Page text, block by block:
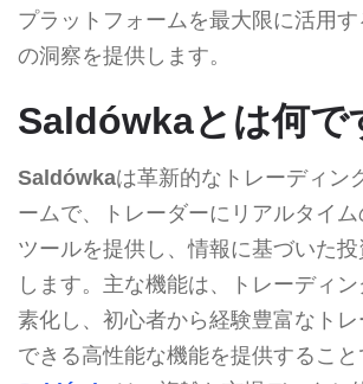
プラットフォームを最大限に活用
の洞察を提供します。
Saldówkaとは何で
Saldówkaは革新的なトレーディン
ームで、トレーダーにリアルタイ
ツールを提供し、情報に基づいた
します。主な機能は、トレーディ
素化し、初心者から経験豊富なト
できる高性能な機能を提供すること